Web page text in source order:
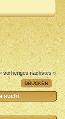
vorheriges nächstes »
DRUCKEN
sucht